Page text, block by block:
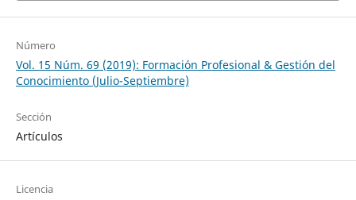
Número
Vol. 15 Núm. 69 (2019): Formación Profesional & Gestión del
Conocimiento (Julio-Septiembre)
Sección
Artículos
Licencia